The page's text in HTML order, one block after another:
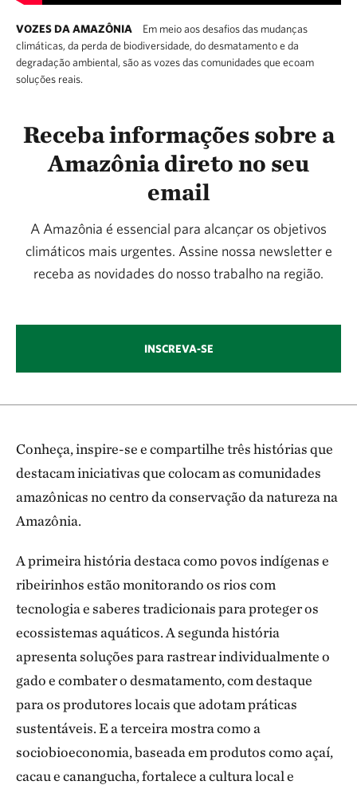
VOZES DA AMAZÔNIA
Em meio aos desafios das mudanças
climáticas, da perda de biodiversidade, do desmatamento e da
degradação ambiental, são as vozes das comunidades que ecoam
soluções reais.
Receba informações sobre a
Amazônia direto no seu
email
A Amazônia é essencial para alcançar os objetivos
climáticos mais urgentes. Assine nossa newsletter e
receba as novidades do nosso trabalho na região.
INSCREVA-SE
Conheça, inspire-se e compartilhe três histórias que
destacam iniciativas que colocam as comunidades
amazônicas no centro da conservação da natureza na
Amazônia.
A primeira história destaca como povos indígenas e
ribeirinhos estão monitorando os rios com
tecnologia e saberes tradicionais para proteger os
ecossistemas aquáticos. A segunda história
apresenta soluções para rastrear individualmente o
gado e combater o desmatamento, com destaque
para os produtores locais que adotam práticas
sustentáveis. E a terceira mostra como a
sociobioeconomia, baseada em produtos como açaí,
cacau e canangucha, fortalece a cultura local e